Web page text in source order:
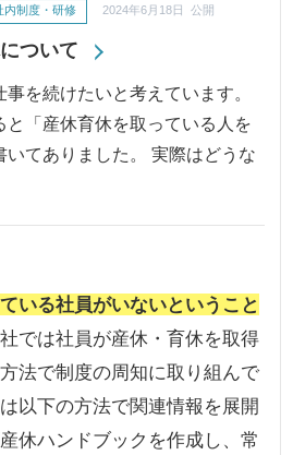
ついて
内制度・研修 2024年6月18日 公開
を続けたいと考えています。
と「産休育休を取っている人を
いてありました。 実際はどうな
いる社員がいないということ
では社員が産休・育休を取得
法で制度の周知に取り組んで
以下の方法で関連情報を展開
休ハンドブックを作成し、常